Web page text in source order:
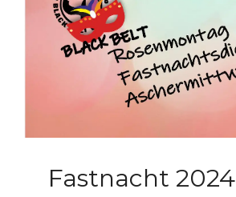
Fastnacht 2024